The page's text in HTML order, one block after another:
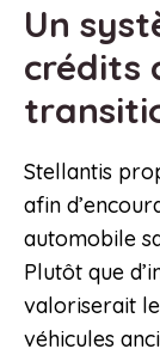
Un
crédits
Stellantis
afin
automobile
Plutôt que
valoriserait
véhicules